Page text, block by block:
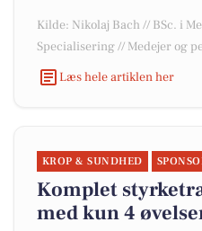
Kilde: Nikolaj Bach // BSc. i
Specialisering // Medejer og
Læs hele artiklen her
KROP & SUNDHED
Komplet
med kun 4